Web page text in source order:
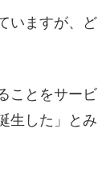
いますが、ど
ことをサービ
生した」とみ